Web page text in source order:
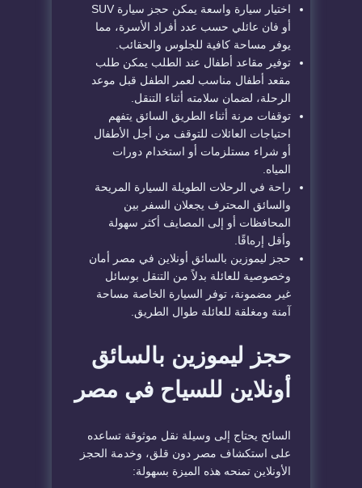
اختيار سيارة واسعة يمكن حجز سيارة SUV
أو فان عائلي حسب عدد أفراد الأسرة، مما
يوفر مساحة كافية للجلوس والحقائب.
توفير مقاعد أطفال عند الطلب يمكن طلب
مقعد أطفال مناسب لعمر الطفل قبل موعد
الرحلة، لضمان سلامته أثناء التنقل.
توقفات مرنة أثناء الطريق السائق يتفهم
احتياجات العائلات للتوقف من أجل الأطفال
أو شراء مستلزمات أو استخدام دورات
المياه.
راحة في الرحلات الطويلة السيارة المريحة
والسائق المحترف يجعلان السفر بين
المحافظات أو إلى المصايف أكثر سهولة
وأقل إرهاقًا.
حجز ليموزين بالسائق أونلاين في مصر أمان
وخصوصية للعائلة بدلاً من التنقل بوسائل
غير مضمونة، توفر السيارة الخاصة مساحة
آمنة ومغلقة للعائلة طوال الطريق.
حجز ليموزين بالسائق
أونلاين للسياح في مصر
السائح يحتاج إلى وسيلة نقل موثوقة تساعده
على استكشاف مصر دون قلق، وخدمة الحجز
الأونلاين تمنحه هذه الميزة بسهولة: